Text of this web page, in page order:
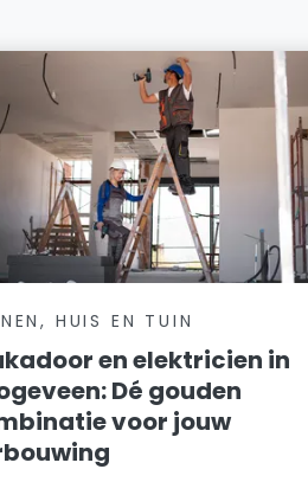
HUIS EN TUIN
en elektricien in
Dé gouden
voor jouw